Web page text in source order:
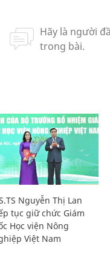
Nguyễn Thị Lan
tục giữ chức Giám
Học viện Nông
Việt Nam